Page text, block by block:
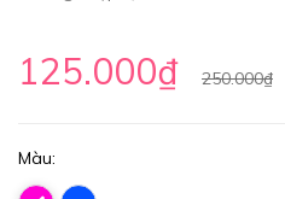
125.000₫ 250.000₫
Màu: